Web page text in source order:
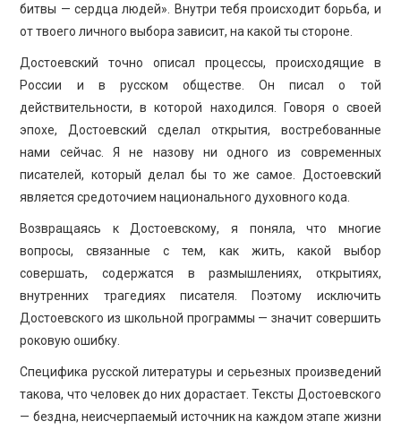
битвы — сердца людей». Внутри тебя происходит борьба, и
от твоего личного выбора зависит, на какой ты стороне.
Достоевский точно описал процессы, происходящие в
России и в русском обществе. Он писал о той
действительности, в которой находился. Говоря о своей
эпохе, Достоевский сделал открытия, востребованные
нами сейчас. Я не назову ни одного из современных
писателей, который делал бы то же самое. Достоевский
является средоточием национального духовного кода.
Возвращаясь к Достоевскому, я поняла, что многие
вопросы, связанные с тем, как жить, какой выбор
совершать, содержатся в размышлениях, открытиях,
внутренних трагедиях писателя. Поэтому исключить
Достоевского из школьной программы — значит совершить
роковую ошибку.
Специфика русской литературы и серьезных произведений
такова, что человек до них дорастает. Тексты Достоевского
— бездна, неисчерпаемый источник на каждом этапе жизни